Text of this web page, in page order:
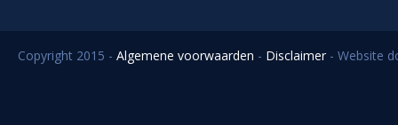
Copyright 2015 - Algemene voorwaarden - Disclaimer - Website